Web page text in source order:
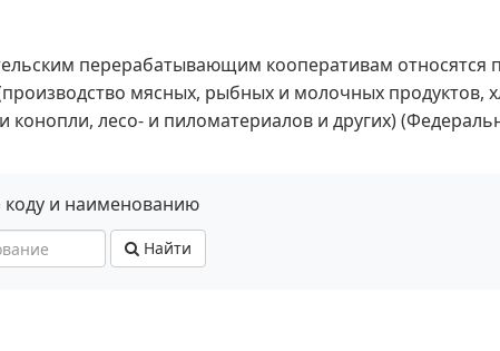
перерабатывающим кооперативам
мясных, рыбных и молочных
конопли, лесо- и пиломатериалов и других)
коду и наименованию
Найти